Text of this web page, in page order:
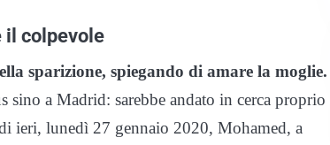
il colpevole
sparizione, spiegando di amare la moglie.
sino a Madrid: sarebbe andato in cerca proprio
ieri, lunedì 27 gennaio 2020, Mohamed, a